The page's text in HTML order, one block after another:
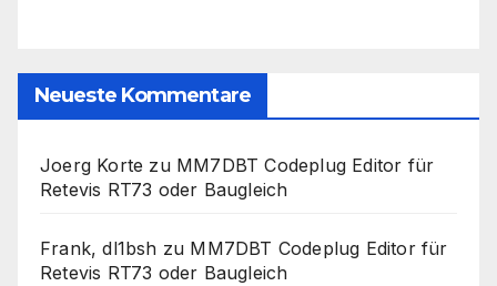
Neueste Kommentare
Joerg Korte zu MM7DBT Codeplug Editor für
Retevis RT73 oder Baugleich
Frank, dl1bsh zu MM7DBT Codeplug Editor für
Retevis RT73 oder Baugleich